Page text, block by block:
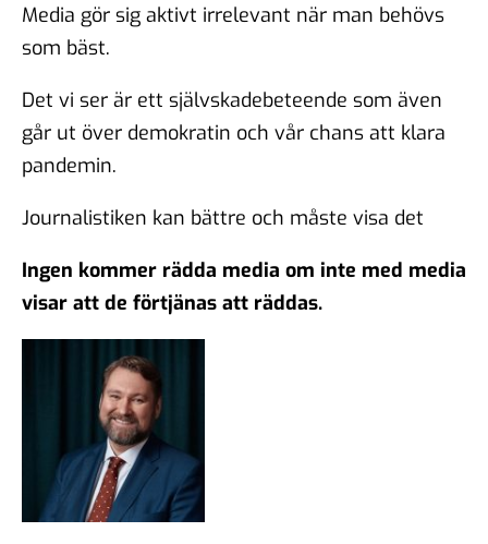
Media gör sig aktivt irrelevant när man behövs
som bäst.
Det vi ser är ett självskadebeteende som även
går ut över demokratin och vår chans att klara
pandemin.
Journalistiken kan bättre och måste visa det
Ingen kommer rädda media om inte med media
visar att de förtjänas att räddas.